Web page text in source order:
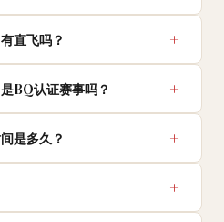
直飞吗？
BQ认证赛事吗？
是多久？